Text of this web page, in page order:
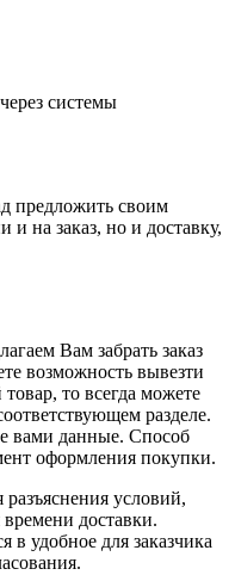
системы
предложить своим
и на заказ, но и доставку,
Вам забрать заказ
возможность вывезти
то всегда можете
разделе.
вами данные. Способ
оформления покупки.
условий,
доставки.
в удобное для заказчика